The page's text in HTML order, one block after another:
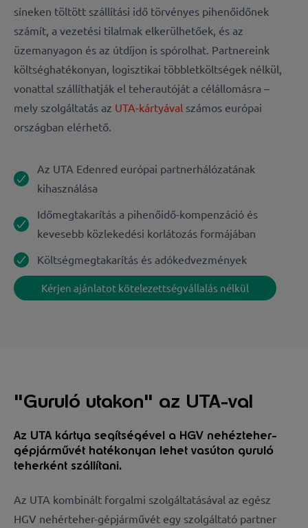
síneken töltött szállítási idő törvényes pihenőidőnek
számít, a vezetési tilalmak elkerülhetőek, és az
üzemanyagon és az útdíjon is spórolhat. Partnereink
költséghatékonyan, logisztikai többletköltségek nélkül,
vonattal szállíthatják el teherautóját a célállomásra –
mely szolgáltatás az UTA-kártyával számos európai
országban elérhető.
Az UTA Edenred európai partnerhálózatának
kihasználása
Időmegtakarítás a pihenőidő-kompenzáció és
kevesebb közlekedési korlátozás formájában
Költségmegtakarítás és adókedvezmények
Kérjen ajánlatot kötelezettségvállalás nélkül
"Guruló utakon" az UTA-val
Az UTA kártya segítségével a HGV nehézteher-
gépjárművét hatékonyan lehet vasúton guruló
teherként szállítani.
Az UTA kombinált forgalmi szolgáltatásával az egész
HGV nehérteher-gépjárművét egy szolgáltató partner